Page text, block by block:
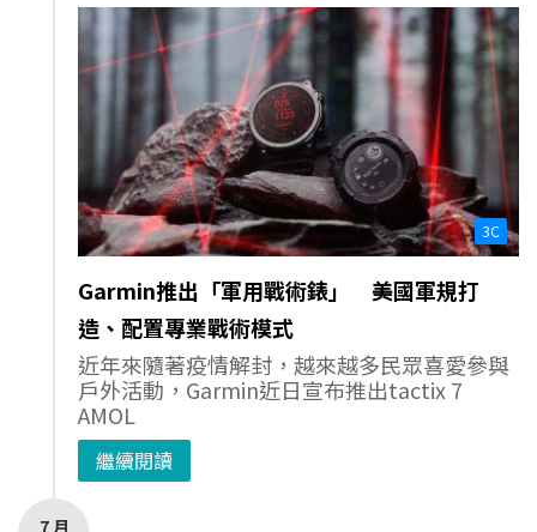
3C
Garmin推出「軍用戰術錶」 美國軍規打
造、配置專業戰術模式
近年來隨著疫情解封，越來越多民眾喜愛參與
戶外活動，Garmin近日宣布推出tactix 7
AMOL
繼續閱讀
7 月